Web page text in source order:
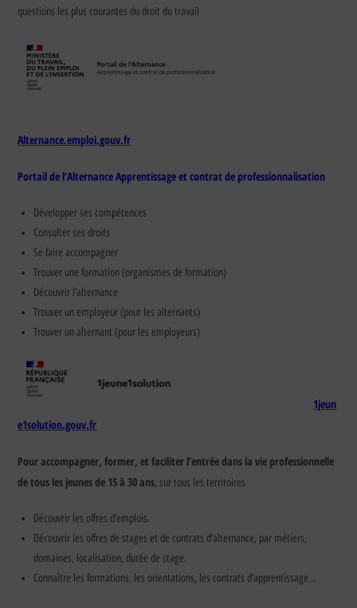
questions les plus courantes du droit du travail
Alternance.emploi.gouv.fr
Portail de l’Alternance Apprentissage et contrat de professionnalisation
Développer ses compétences
Consulter ses droits
Se faire accompagner
Trouver une formation (organismes de formation)
Découvrir l’alternance
Trouver un employeur (pour les alternants)
Trouver un alternant (pour les employeurs)
1jeun
e1solution.gouv.fr
Pour accompagner, former, et faciliter l’entrée dans la vie professionnelle
de tous les jeunes de 15 à 30 ans, sur tous les territoires
Découvrir les offres d’emplois.
Découvrir les offres de stages et de contrats d’alternance, par métiers,
domaines, localisation, durée de stage.
Connaître les formations, les orientations, les contrats d’apprentissage…